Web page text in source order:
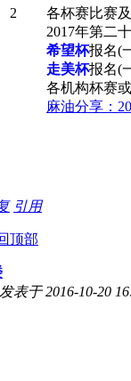
2
各杯赛比赛
2017年第二
希望杯报名(
走美杯报名(
各机构杯赛
麻油分享：
引用
顶部
发表于 2016-10-20